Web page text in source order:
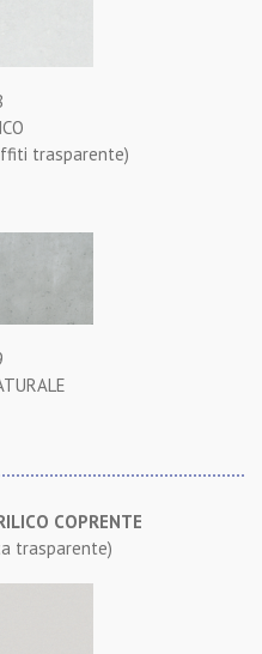
trasparente)
COPRENTE
trasparente)